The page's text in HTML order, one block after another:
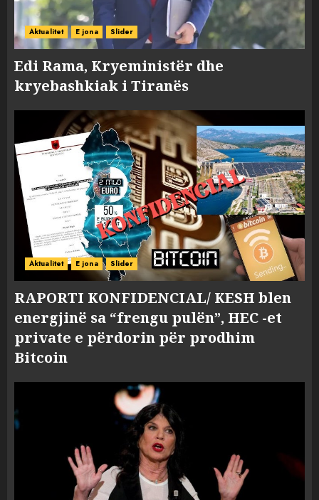
Aktualitet E jona Slider
Edi Rama, Kryeministër dhe
kryebashkiak i Tiranës
Aktualitet E jona Slider
RAPORTI KONFIDENCIAL/ KESH blen
energjinë sa “frengu pulën”, HEC -et
private e përdorin për prodhim
Bitcoin